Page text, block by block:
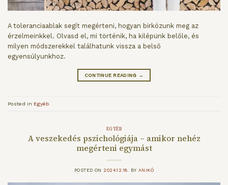
A toleranciaablak segít megérteni, hogyan birkózunk meg az
érzelmeinkkel. Olvasd el, mi történik, ha kilépünk belőle, és
milyen módszerekkel találhatunk vissza a belső
egyensúlyunkhoz.
CONTINUE READING →
Posted in Egyéb
EGYÉB
A veszekedés pszichológiája – amikor nehéz
megérteni egymást
POSTED ON 2024.12.18. BY ANIKÓ